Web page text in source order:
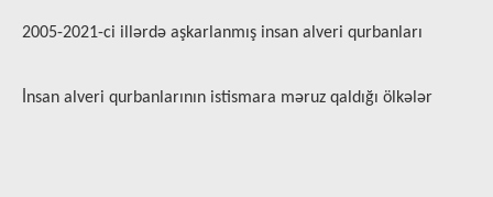
2005-2021-ci illərdə aşkarlanmış insan alveri qurbanları
İnsan alveri qurbanlarının istismara məruz qaldığı ölkələr